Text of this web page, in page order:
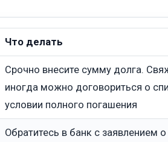
Что делать
Срочно внесите сумму долга.
иногда можно договориться о
условии полного погашения
Обратитесь в банк с заявлением